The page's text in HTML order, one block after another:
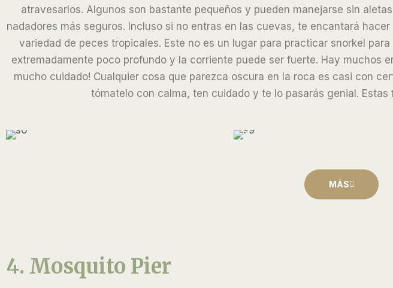
atravesarlos. Algunos son bastante pequeños y pueden manejarse sin
nadadores más seguros. Incluso si no entras en las cuevas, te encantará
variedad de peces tropicales. Este no es un lugar para practicar snorkel
extremadamente poco profundo y la corriente puede ser fuerte. Hay muchos
mucho cuidado! Cualquier cosa que parezca oscura en la roca es casi con
tómatelo con calma, ten cuidado y te lo pasarás genial.
MÁS
4. Mosquito Pier